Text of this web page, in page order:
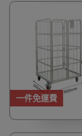
一件免運費